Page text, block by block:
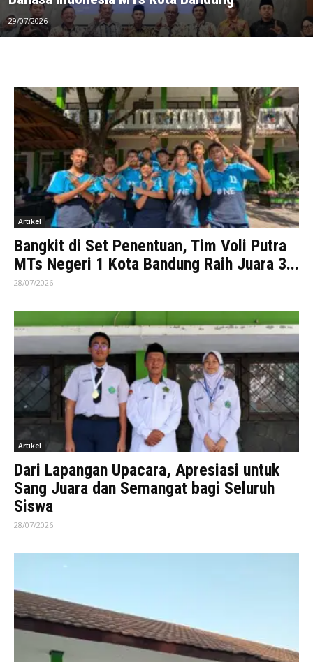
29/07/2026
Artikel
Bangkit di Set Penentuan, Tim Voli Putra
MTs Negeri 1 Kota Bandung Raih Juara 3...
28/07/2026
Artikel
Dari Lapangan Upacara, Apresiasi untuk
Sang Juara dan Semangat bagi Seluruh
Siswa
28/07/2026